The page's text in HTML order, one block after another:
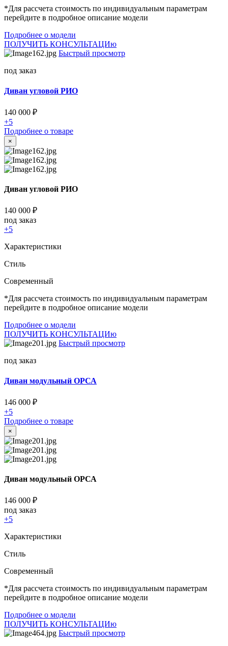
*Для рассчета стоимость по индивидуальным параметрам
перейдите в подробное описание модели
Подробнее о модели
ПОЛУЧИТЬ КОНСУЛЬТАЦИю
Быстрый просмотр
под заказ
Диван угловой РИО
140 000 ₽
+5
Подробнее о товаре
×
Диван угловой РИО
140 000 ₽
под заказ
+5
Характеристики
Стиль
Cовременный
*Для рассчета стоимость по индивидуальным параметрам
перейдите в подробное описание модели
Подробнее о модели
ПОЛУЧИТЬ КОНСУЛЬТАЦИю
Быстрый просмотр
под заказ
Диван модульный ОРСА
146 000 ₽
+5
Подробнее о товаре
×
Диван модульный ОРСА
146 000 ₽
под заказ
+5
Характеристики
Стиль
Cовременный
*Для рассчета стоимость по индивидуальным параметрам
перейдите в подробное описание модели
Подробнее о модели
ПОЛУЧИТЬ КОНСУЛЬТАЦИю
Быстрый просмотр